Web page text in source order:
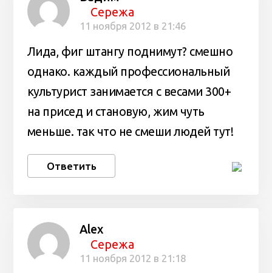
Сережа
11 ноября 2012 в 21:46
Лида, фиг штангу поднимут? смешно
однако. каждый профессиональный
культурист занимается с весами 300+
на присед и становую, жим чуть
меньше. так что не смеши людей тут!
Ответить
Alex
Сережа
11 ноября 2012 в 21:18